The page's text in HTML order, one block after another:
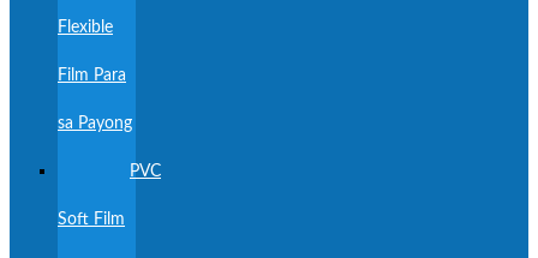
Flexible
Film Para
sa Payong
PVC
Soft Film